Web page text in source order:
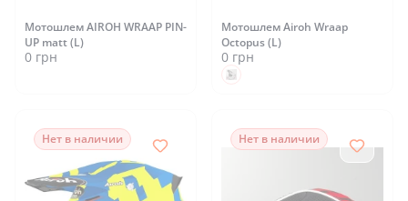
Мотошлем AIROH WRAAP PIN-
UP matt (L)
0 грн
Мотошлем Airoh Wraap
Octopus (L)
0 грн
Нет в наличии Нет в наличии